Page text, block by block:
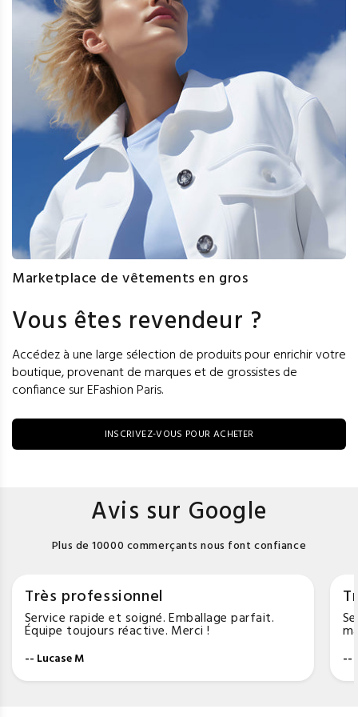
Marketplace de vêtements en gros
Vous êtes revendeur ?
Accédez à une large sélection de produits pour enrichir votre
boutique, provenant de marques et de grossistes de
confiance sur EFashion Paris.
INSCRIVEZ-VOUS POUR ACHETER
Avis sur Google
Plus de 10000 commerçants nous font confiance
Très professionnel
Service rapide et soigné. Emballage parfait.
Équipe toujours réactive. Merci !
-- Lucase M --